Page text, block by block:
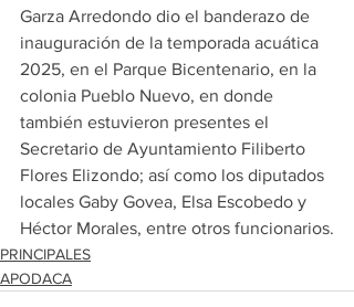
Garza Arredondo dio el banderazo de
inauguración de la temporada acuática
2025, en el Parque Bicentenario, en la
colonia Pueblo Nuevo, en donde
también estuvieron presentes el
Secretario de Ayuntamiento Filiberto
Flores Elizondo; así como los diputados
locales Gaby Govea, Elsa Escobedo y
Héctor Morales, entre otros funcionarios.
PRINCIPALES
APODACA